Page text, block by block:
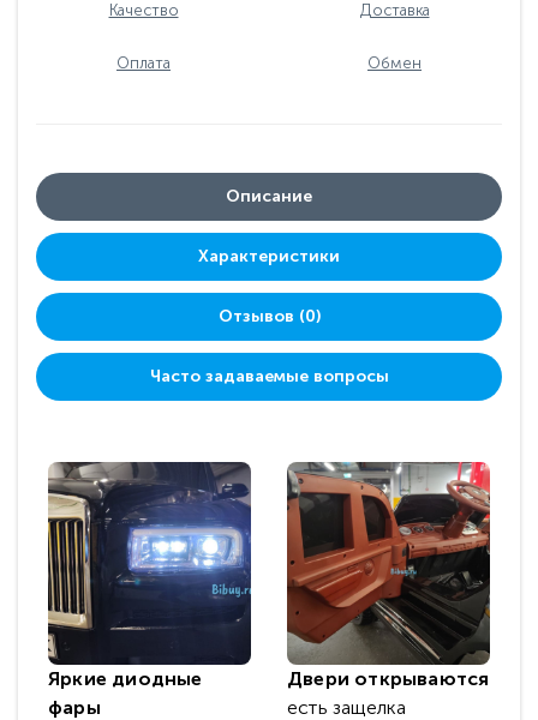
Качество Доставка
Оплата Обмен
Описание
Характеристики
Отзывов (0)
Часто задаваемые вопросы
Яркие диодные
фары
Двери открываются
есть защелка